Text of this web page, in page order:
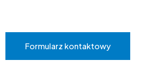
Formularz kontaktowy